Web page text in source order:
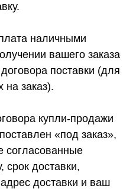
наличными
вашего заказа
поставки (для
на заказ).
купли-продажи
«под заказ»,
согласованные
срок доставки,
доставки и ваш